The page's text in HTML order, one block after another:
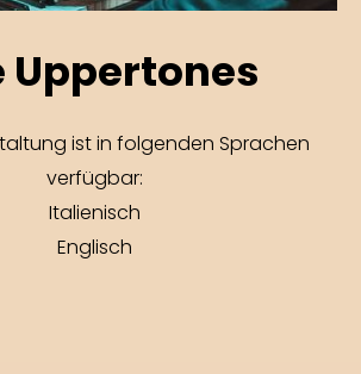
Uppertones
ist in folgenden Sprachen
verfügbar:
Italienisch
Englisch